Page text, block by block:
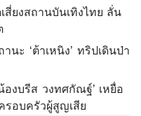
สี่ยงสถานบันเทิงไทย ลั่น
นะ ‘ต้าเหนิง’ ทริปเดินป่า
องบรีส วงทศกัณฐ์’ เหยื่อ
รอบครัวผู้สูญเสีย